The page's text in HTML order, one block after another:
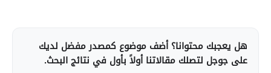
هل يعجبك محتوانا؟ أضف موضوع كمصدر مفضل لديك
على جوجل لتصلك مقالاتنا أولاً بأول في نتائج البحث.